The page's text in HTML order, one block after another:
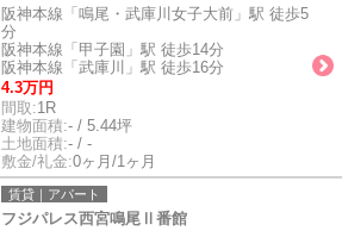
阪神本線「鳴尾・武庫川女子大前」駅 徒歩5
分
阪神本線「甲子園」駅 徒歩14分
阪神本線「武庫川」駅 徒歩16分
4.3万円
間取:1R
建物面積:- / 5.44坪
土地面積:- / -
敷金/礼金:0ヶ月/1ヶ月
賃貸｜アパート
フジパレス西宮鳴尾Ⅱ番館